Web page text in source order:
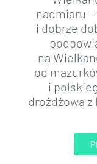
nadmiaru
i dobrze
na
od
i
drożdżowa z